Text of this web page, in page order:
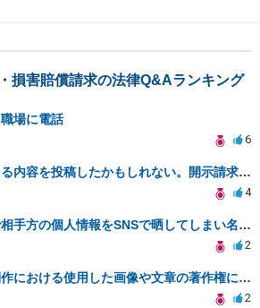
損害賠償請求の法律Q&Aランキング
場に電話
6
誹謗中傷に当たる内容を投稿したかもしれない。開示請求や民事刑事裁判に発展しうるのか教えて欲しい。
4
当方の腹いせで相手方の個人情報をSNSで晒してしまい名誉毀損させてしまったかもしれない
2
ホームページ制作における使用した画像や文章の著作権について
2